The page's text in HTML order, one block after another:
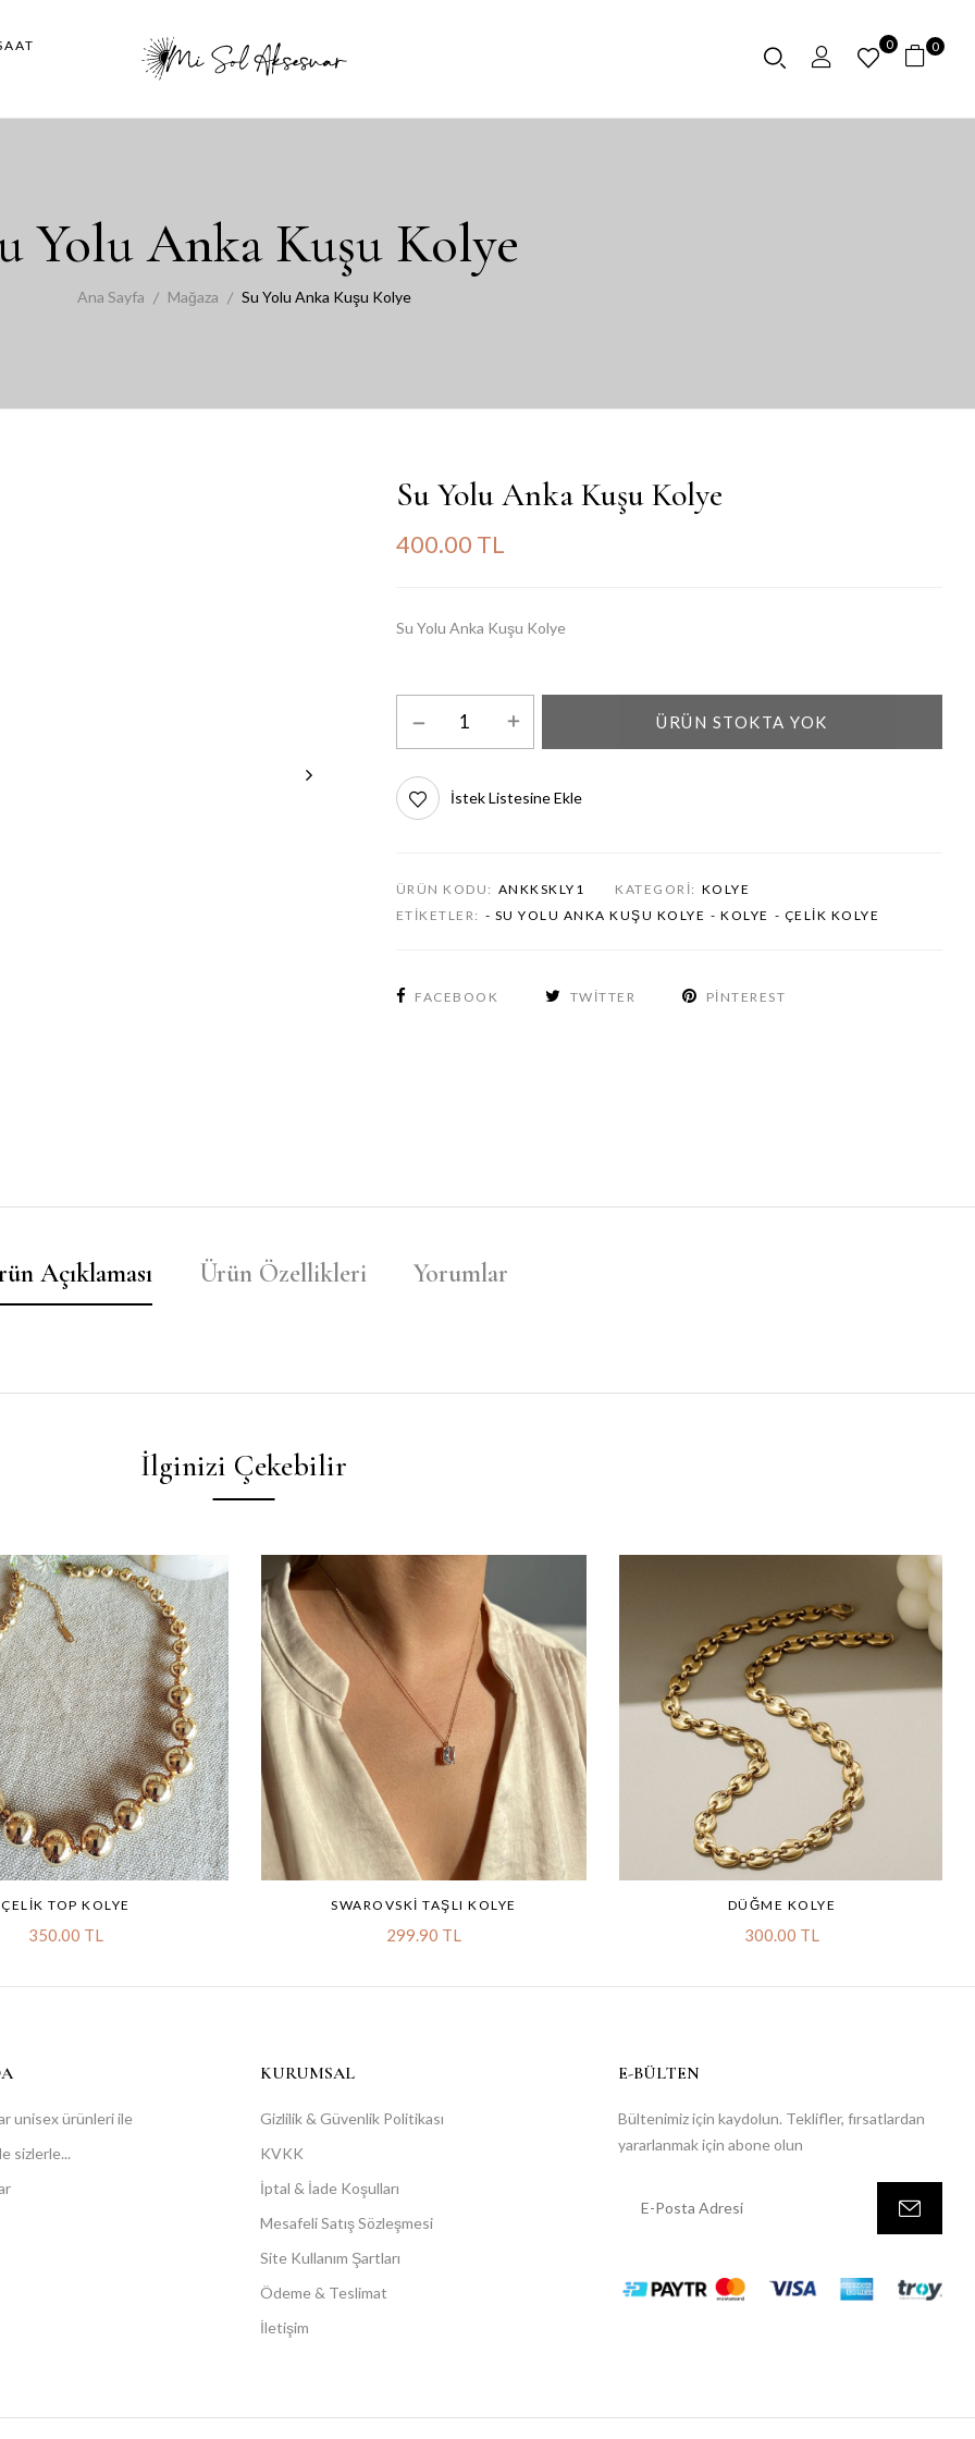
0 0
Yolu Anka Kuşu Kolye
Ana Sayfa Mağaza Su Yolu Anka Kuşu Kolye
Su Yolu Anka Kuşu Kolye
400.00 TL
Su Yolu Anka Kuşu Kolye
ÜRÜN STOKTA YOK
İstek Listesine Ekle
ÜRÜN KODU: ANKKSKLY1 KATEGORI: KOLYE
ETIKETLER: - SU YOLU ANKA KUŞU KOLYE - KOLYE - ÇELIK KOLYE
FACEBOOK TWITTER PINTEREST
Açıklaması Ürün Özellikleri Yorumlar
İlginizi Çekebilir
ÇELIK TOP KOLYE
350.00 TL
SWAROVSKI TAŞLI KOLYE
299.90 TL
DÜĞME KOLYE
300.00 TL
unisex ürünleri ile
sizlerle...
KURUMSAL
Gizlilik & Güvenlik Politikası
KVKK
İptal & İade Koşulları
Mesafeli Satış Sözleşmesi
Site Kullanım Şartları
Ödeme & Teslimat
İletişim
E-BÜLTEN
Bültenimiz için kaydolun. Teklifler, fırsatlardan
yararlanmak için abone olun